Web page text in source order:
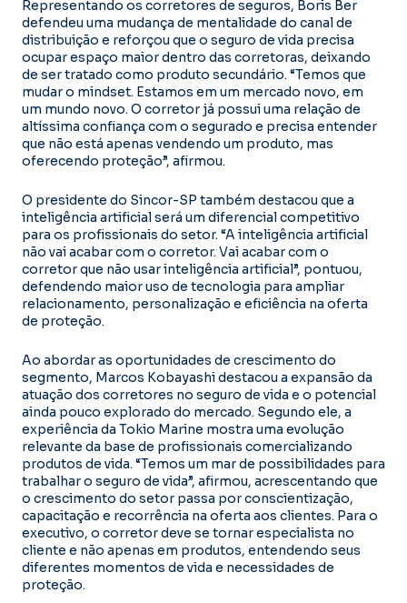
Representando os corretores de seguros, Boris Ber
defendeu uma mudança de mentalidade do canal de
distribuição e reforçou que o seguro de vida precisa
ocupar espaço maior dentro das corretoras, deixando
de ser tratado como produto secundário. “Temos que
mudar o mindset. Estamos em um mercado novo, em
um mundo novo. O corretor já possui uma relação de
altíssima confiança com o segurado e precisa entender
que não está apenas vendendo um produto, mas
oferecendo proteção”, afirmou.
O presidente do Sincor-SP também destacou que a
inteligência artificial será um diferencial competitivo
para os profissionais do setor. “A inteligência artificial
não vai acabar com o corretor. Vai acabar com o
corretor que não usar inteligência artificial”, pontuou,
defendendo maior uso de tecnologia para ampliar
relacionamento, personalização e eficiência na oferta
de proteção.
Ao abordar as oportunidades de crescimento do
segmento, Marcos Kobayashi destacou a expansão da
atuação dos corretores no seguro de vida e o potencial
ainda pouco explorado do mercado. Segundo ele, a
experiência da Tokio Marine mostra uma evolução
relevante da base de profissionais comercializando
produtos de vida. “Temos um mar de possibilidades para
trabalhar o seguro de vida”, afirmou, acrescentando que
o crescimento do setor passa por conscientização,
capacitação e recorrência na oferta aos clientes. Para o
executivo, o corretor deve se tornar especialista no
cliente e não apenas em produtos, entendendo seus
diferentes momentos de vida e necessidades de
proteção.